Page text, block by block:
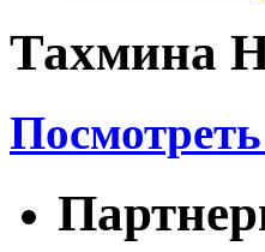
Тахмина